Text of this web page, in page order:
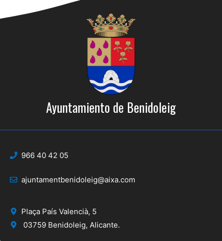
Ayuntamiento de Benidoleig
966 40 42 05
ajuntamentbenidoleig@aixa.com
Plaça País Valencià, 5
03759 Benidoleig, Alicante.